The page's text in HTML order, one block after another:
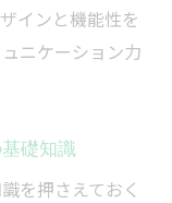
インと機能性を
ニケーション力
礎知識
を押さえておく